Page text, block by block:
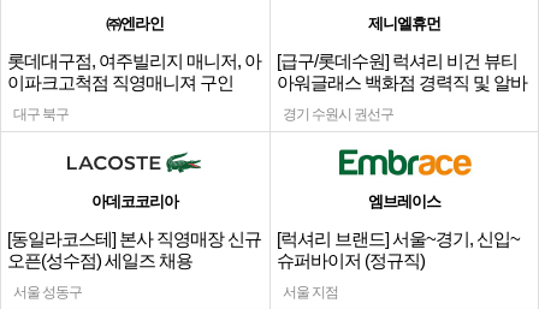
㈜엔라인
롯데대구점, 여주빌리지 매니저, 아
이파크고척점 직영매니져 구인
대구 북구
제니엘휴먼
[급구/롯데수원] 럭셔리 비건 뷰티
아워글래스 백화점 경력직 및 알바
채용
경기 수원시 권선구
아데코코리아
[동일라코스테] 본사 직영매장 신규
오픈(성수점) 세일즈 채용
서울 성동구
엠브레이스
[럭셔리 브랜드] 서울~경기, 신입~
슈퍼바이저 (정규직)
서울 지점